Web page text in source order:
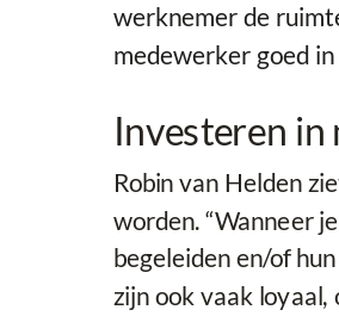
werknemer de
medewerker goed
Investeren in
Robin van Helden
worden. “Wanneer
begeleiden en/of
zijn ook vaak